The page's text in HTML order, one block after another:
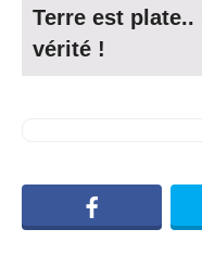
Terre est
vérité !